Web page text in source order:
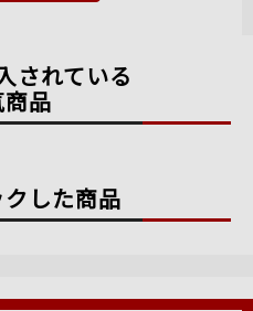
されている
品
した商品